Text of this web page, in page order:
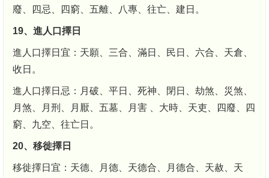
廢、四忌、四窮、五離、八專、往亡、建日。
19、進人口擇日
進人口擇日宜：天願、三合、滿日、民日、六合、天倉、
收日。
進人口擇日忌：月破、平日、死神、閉日、劫煞、災煞、
月煞、月刑、月厭、五墓、月害 、大時、天吏、四廢、四
窮、九空、往亡日。
20、移徙擇日
移徙擇日宜：天德、月德、天德合、月德合、天赦、天